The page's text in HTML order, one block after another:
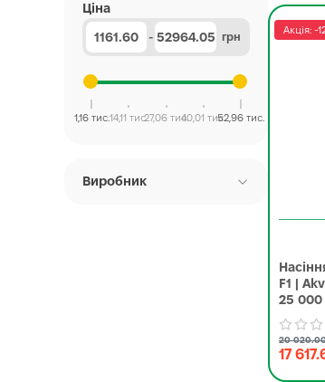
Ціна
- грн
1,16 тис.14,11 тис.27,06 тис.40,01 тис.52,96 тис.
Виробник
Акція: -
F1 |
25 000
20
17